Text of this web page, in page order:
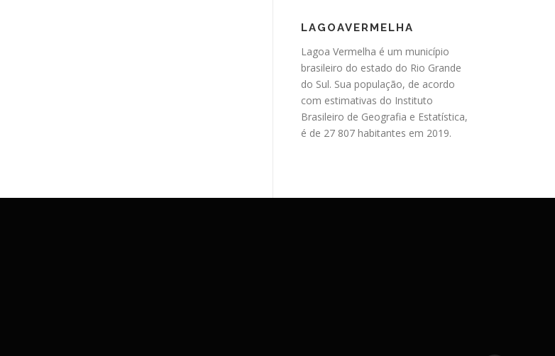
LAGOAVERMELHA
Lagoa Vermelha é um município
brasileiro do estado do Rio Grande
do Sul. Sua população, de acordo
com estimativas do Instituto
Brasileiro de Geografia e Estatística,
é de 27 807 habitantes em 2019.